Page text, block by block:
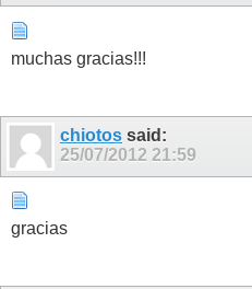
muchas gracias!!!
chiotos said:
25/07/2012 21:59
gracias